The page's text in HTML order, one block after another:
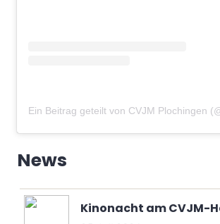
News
Kinonacht am CVJM-